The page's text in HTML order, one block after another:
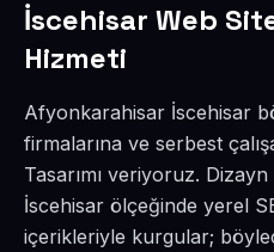
İscehisar Web
Hizmeti
Afyonkarahisar İscehisar
firmalarına ve serbest
Tasarımı veriyoruz.
İscehisar ölçeğinde yerel
içerikleriyle kurgular;